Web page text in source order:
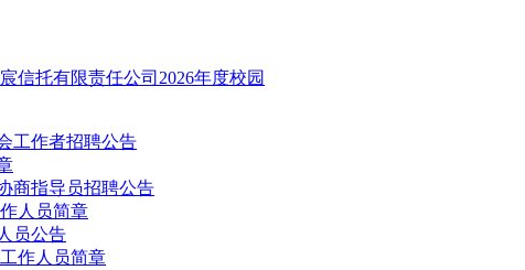
信托有限责任公司2026年度校园
工作者招聘公告
商指导员招聘公告
人员简章
员公告
作人员简章